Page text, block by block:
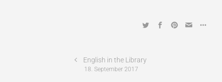
English in the Library
18. September 2017